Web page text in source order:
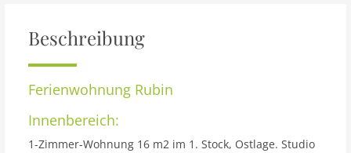
Beschreibung
Ferienwohnung Rubin
Innenbereich:
1-Zimmer-Wohnung 16 m2 im 1. Stock, Ostlage. Studio